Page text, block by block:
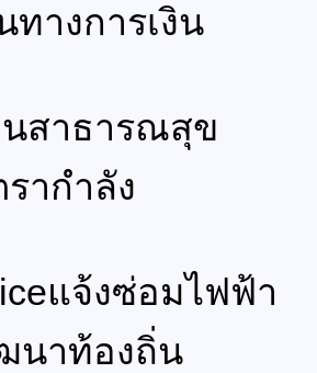
ทางการเงิน
สาธารณสุข
ากำลัง
แจ้งซ่อมไฟฟ้า
นาท้องถิ่น